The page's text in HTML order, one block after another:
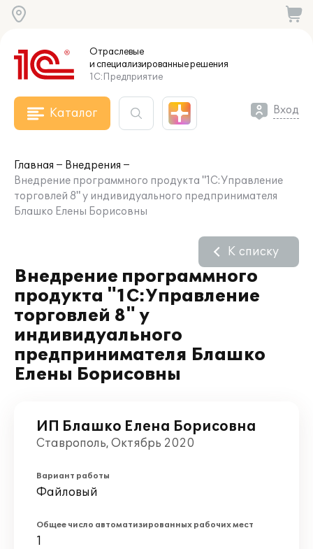
Отраслевые
и специализированныерешения
1С:Предприятие
Каталог Вход
Главная
Внедрения
Внедрение программного продукта "1С:Управление
торговлей 8" у индивидуального предпринимателя
Блашко Елены Борисовны
Внедрение программного
продукта "1С:Управление
торговлей 8" у
индивидуального
предпринимателя Блашко
Елены Борисовны
К списку
ИП Блашко Елена Борисовна
Ставрополь, Октябрь 2020
Вариант работы
Файловый
Общее число автоматизированных рабочих мест
1